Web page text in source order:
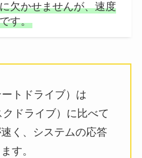
欠かせませんが、速度
す。
トドライブ）は
ドライブ）に比べて
く、システムの応答
す。